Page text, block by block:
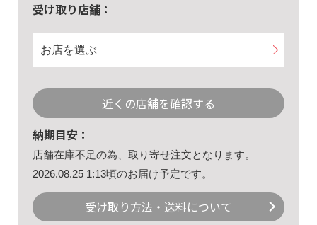
受け取り店舗：
お店を選ぶ
近くの店舗を確認する
納期目安：
店舗在庫不足の為、取り寄せ注文となります。
2026.08.25 1:13頃のお届け予定です。
受け取り方法・送料について